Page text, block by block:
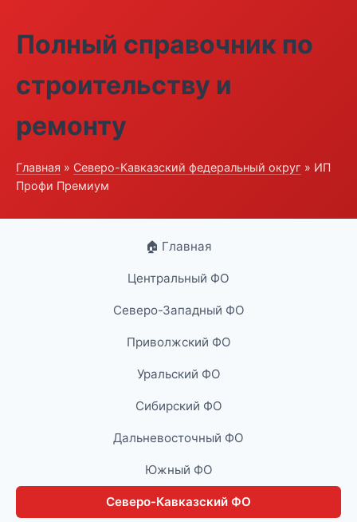
Полный справочник по
строительству и
ремонту
Главная » Северо-Кавказский федеральный округ » ИП
Профи Премиум
🏠 Главная
Центральный ФО
Северо-Западный ФО
Приволжский ФО
Уральский ФО
Сибирский ФО
Дальневосточный ФО
Южный ФО
Северо-Кавказский ФО